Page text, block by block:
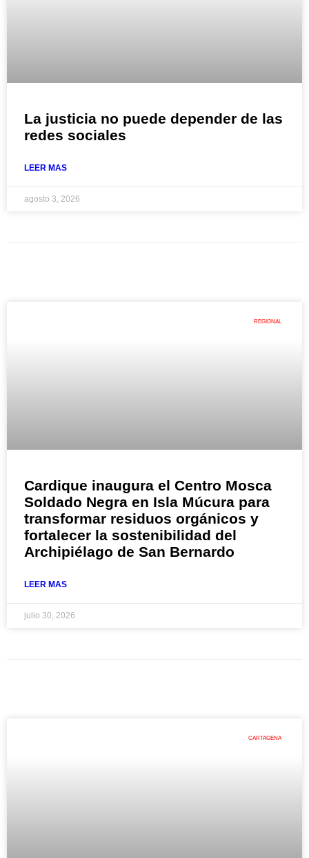
La justicia no puede depender de las
redes sociales
LEER MAS
agosto 3, 2026
REGIONAL
Cardique inaugura el Centro Mosca
Soldado Negra en Isla Múcura para
transformar residuos orgánicos y
fortalecer la sostenibilidad del
Archipiélago de San Bernardo
LEER MAS
julio 30, 2026
CARTAGENA